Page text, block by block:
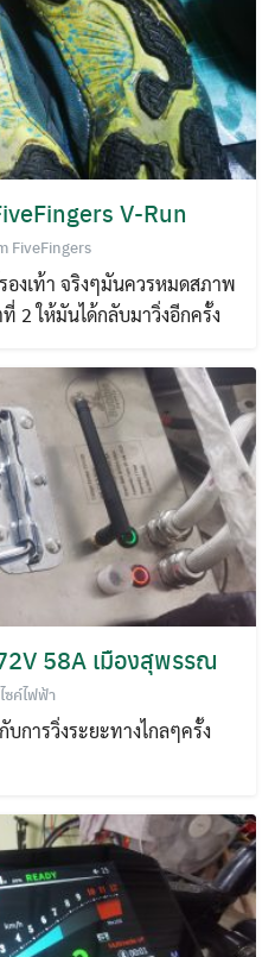
V-Run
FiveFingers
องเท้า จริงๆมันควรหมดสภาพ
2 ให้มันได้กลับมาวิ่งอีกครั้ง
58A เมืองสุพรรณ
ซค์ไฟฟ้า
การวิ่งระยะทางไกลๆครั้ง